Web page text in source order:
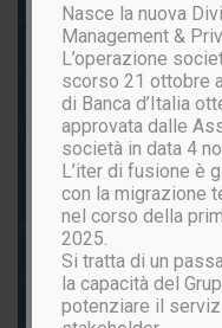
Password persa?
Nasce la nuova
Management &
L’operazione
scorso 21 ottobre
di Banca d’Italia
approvata dalle
società in data 4
L’iter di fusione è
con la migrazione
nel corso della
2025.
Si tratta di un
la capacità del
potenziare il